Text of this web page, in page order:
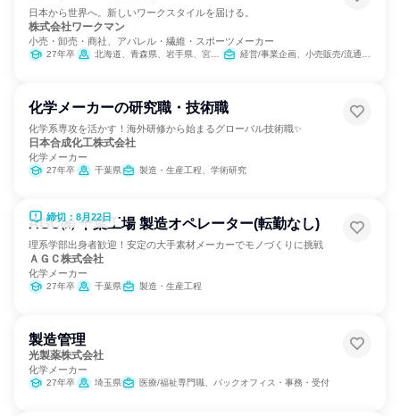
日本から世界へ。新しいワークスタイルを届ける。
株式会社ワークマン
小売・卸売・商社、アパレル・繊維・スポーツメーカー
27年卒 北海道、青森県、岩手県、宮城県、秋田県、山形県、福島県、茨城県、栃木県、群馬県、埼玉県、千葉県、東京都、神奈川県、新潟県、富山県、石川県、福井県、山梨県、長野県、岐阜県、静岡県、愛知県、三重県、滋賀県、京都府、大阪府、兵庫県、奈良県、和歌山県、鳥取県、島根県、岡山県、広島県、山口県、徳島県、香川県、愛媛県、高知県、福岡県、佐賀県、長崎県、熊本県、大分県、宮崎県、鹿児島県、沖縄県 経営/事業企画、小売販売/流通、人事、広報/IR、商品企画、マーケティング・広告・宣伝
化学メーカーの研究職・技術職
化学系専攻を活かす！海外研修から始まるグローバル技術職✨
日本合成化工株式会社
化学メーカー
27年卒 千葉県 製造・生産工程、学術研究
締切：8月22日
AGC㈱ 千葉工場 製造オペレーター(転勤なし)
理系学部出身者歓迎！安定の大手素材メーカーでモノづくりに挑戦
ＡＧＣ株式会社
化学メーカー
27年卒 千葉県 製造・生産工程
製造管理
光製薬株式会社
化学メーカー
27年卒 埼玉県 医療/福祉専門職、バックオフィス・事務・受付